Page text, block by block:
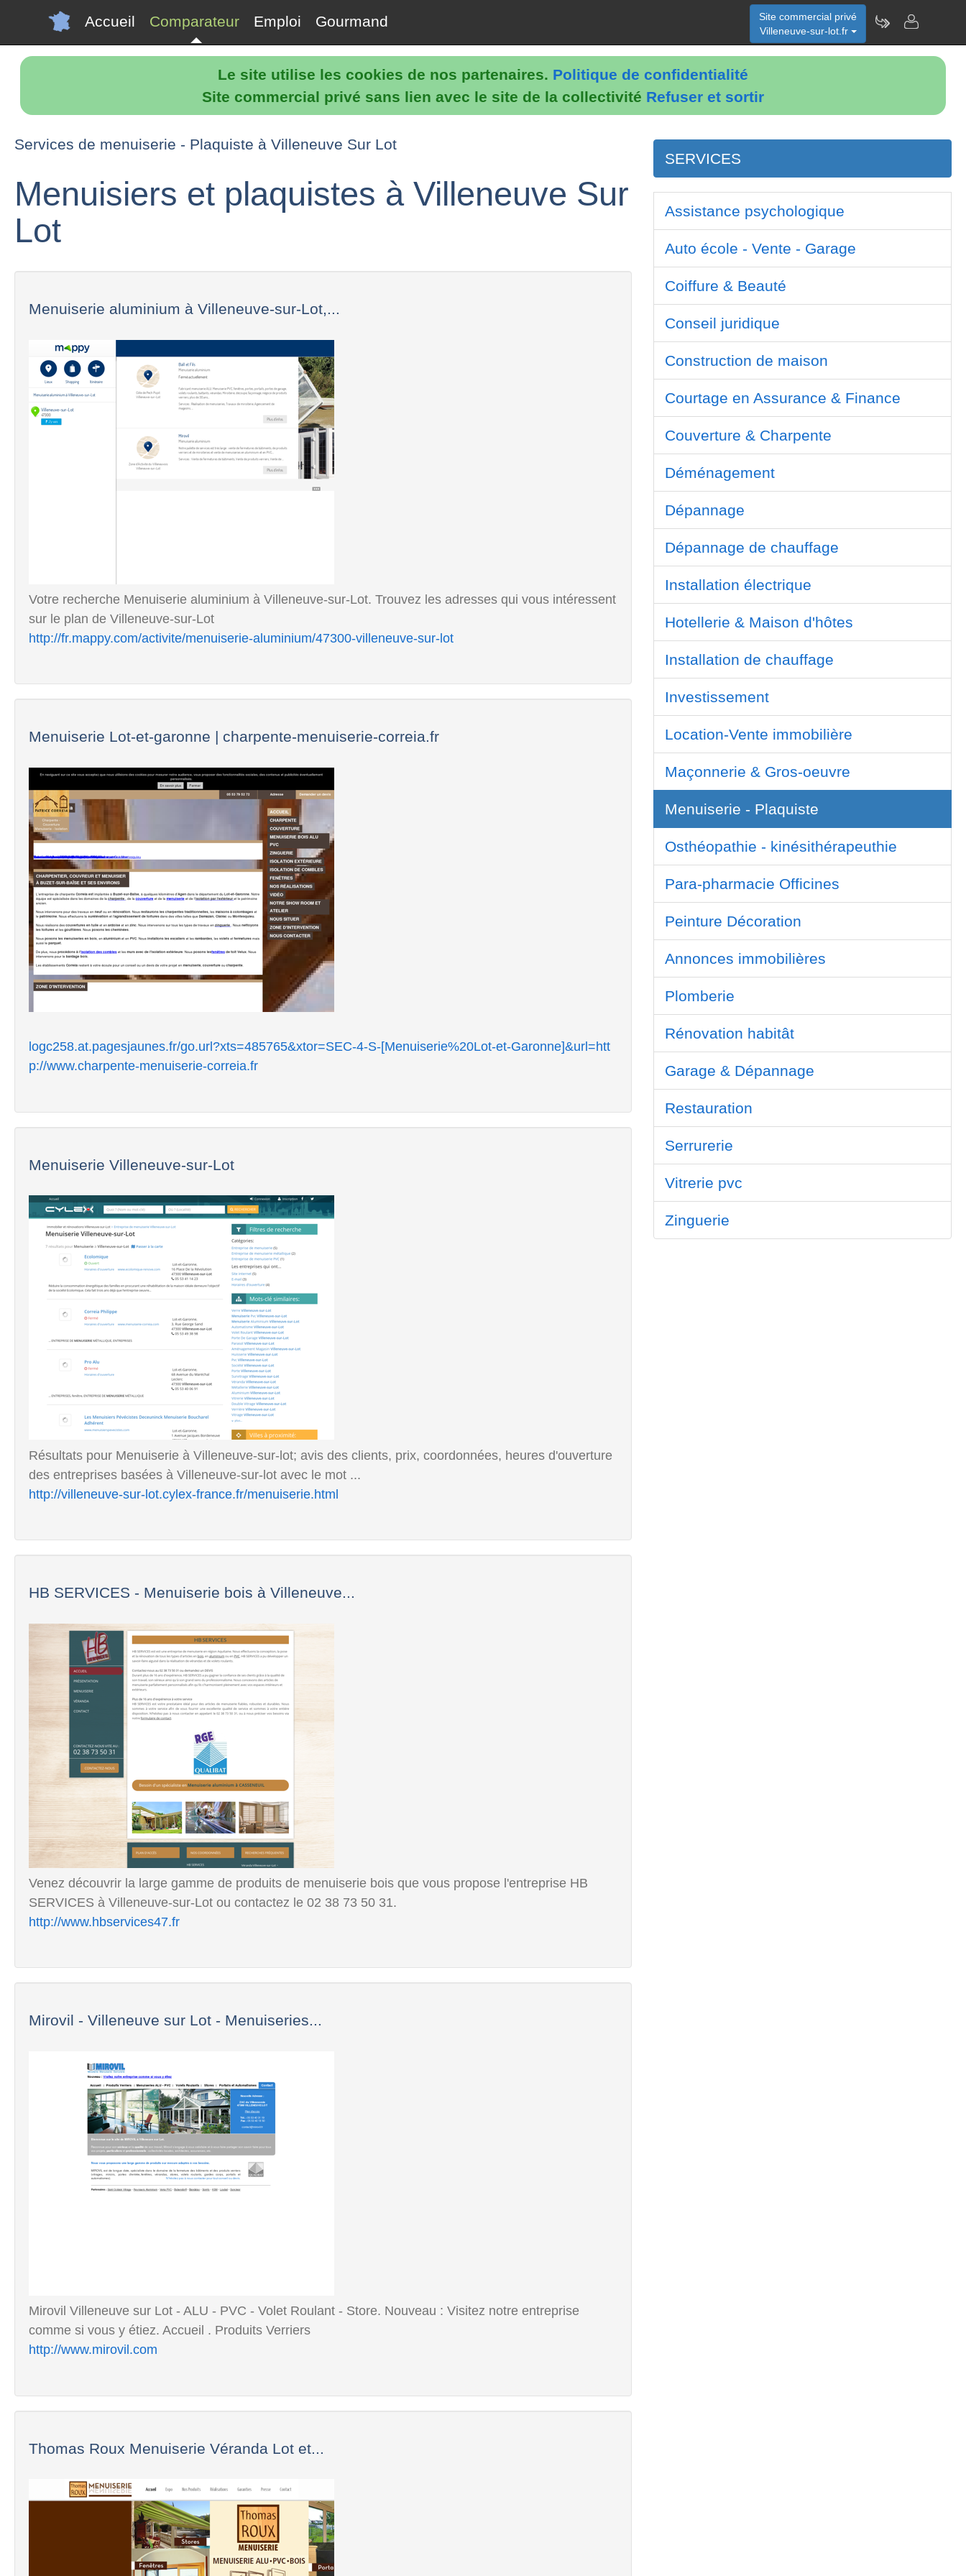
Le site utilise les cookies de nos partenaires. Politique de confidentialité
Site commercial privé sans lien avec le site de la collectivité Refuser et sortir
Accueil Comparateur Emploi Gourmand
Site commercial privé
Villeneuve-sur-lot.fr
Services de menuiserie - Plaquiste à Villeneuve Sur Lot
Menuisiers et plaquistes à Villeneuve Sur
Lot
Menuiserie aluminium à Villeneuve-sur-Lot,...
Votre recherche Menuiserie aluminium à Villeneuve-sur-Lot. Trouvez les adresses qui vous intéressent
sur le plan de Villeneuve-sur-Lot
http://fr.mappy.com/activite/menuiserie-aluminium/47300-villeneuve-sur-lot
Menuiserie Lot-et-garonne | charpente-menuiserie-correia.fr
logc258.at.pagesjaunes.fr/go.url?xts=485765&xtor=SEC-4-S-[Menuiserie%20Lot-et-Garonne]&url=htt
p://www.charpente-menuiserie-correia.fr
Menuiserie Villeneuve-sur-Lot
Résultats pour Menuiserie à Villeneuve-sur-lot; avis des clients, prix, coordonnées, heures d'ouverture
des entreprises basées à Villeneuve-sur-lot avec le mot ...
http://villeneuve-sur-lot.cylex-france.fr/menuiserie.html
HB SERVICES - Menuiserie bois à Villeneuve...
Venez découvrir la large gamme de produits de menuiserie bois que vous propose l'entreprise HB
SERVICES à Villeneuve-sur-Lot ou contactez le 02 38 73 50 31.
http://www.hbservices47.fr
Mirovil - Villeneuve sur Lot - Menuiseries...
Mirovil Villeneuve sur Lot - ALU - PVC - Volet Roulant - Store. Nouveau : Visitez notre entreprise
comme si vous y étiez. Accueil . Produits Verriers
http://www.mirovil.com
Thomas Roux Menuiserie Véranda Lot et...
SERVICES
Assistance psychologique
Auto école - Vente - Garage
Coiffure & Beauté
Conseil juridique
Construction de maison
Courtage en Assurance & Finance
Couverture & Charpente
Déménagement
Dépannage
Dépannage de chauffage
Installation électrique
Hotellerie & Maison d'hôtes
Installation de chauffage
Investissement
Location-Vente immobilière
Maçonnerie & Gros-oeuvre
Menuiserie - Plaquiste
Osthéopathie - kinésithérapeuthie
Para-pharmacie Officines
Peinture Décoration
Annonces immobilières
Plomberie
Rénovation habitât
Garage & Dépannage
Restauration
Serrurerie
Vitrerie pvc
Zinguerie